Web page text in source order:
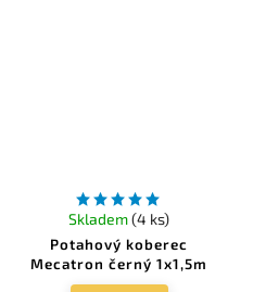
Potahový koberec
Mecatron černý 1x1,5m
Skladem(4 ks)